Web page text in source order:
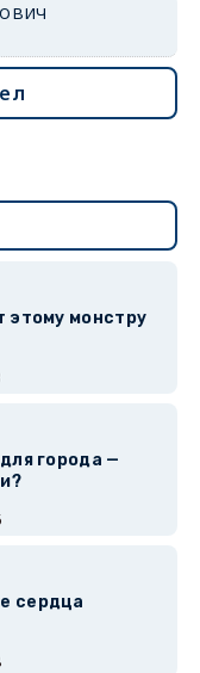
этому монстру
города —
сердца